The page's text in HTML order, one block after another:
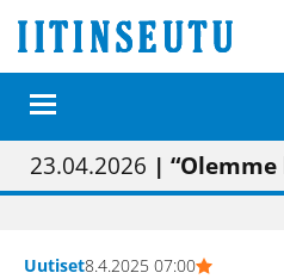
01.02.2026 | Painon vaihtumisen pitäisi
05.02.2026 | Uudistettu
23.04.2026 | “Olemme
09.05.2026| "Maalla on totuttu
Uutiset8.4.2025 07:00